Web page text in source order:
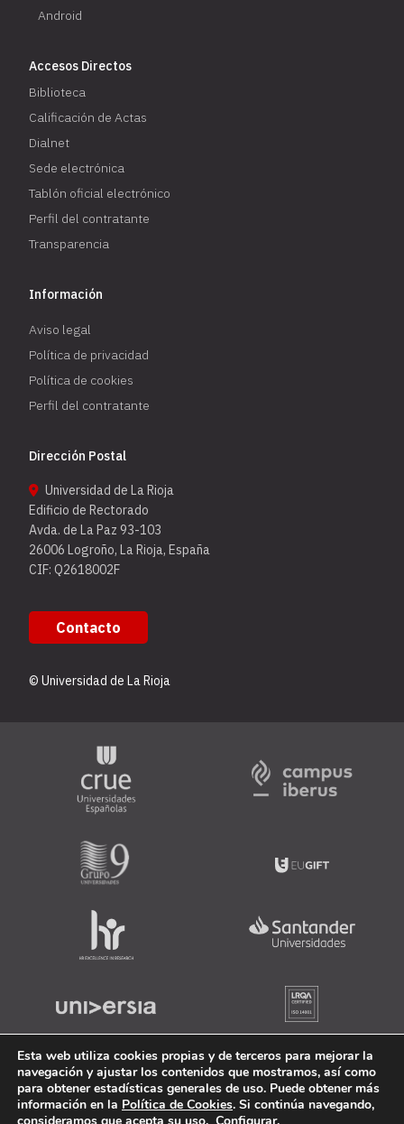
Android
Accesos Directos
Biblioteca
Calificación de Actas
Dialnet
Sede electrónica
Tablón oficial electrónico
Perfil del contratante
Transparencia
Información
Aviso legal
Política de privacidad
Política de cookies
Perfil del contratante
Dirección Postal
Universidad de La Rioja
Edificio de Rectorado
Avda. de La Paz 93-103
26006 Logroño, La Rioja, España
CIF: Q2618002F
Contacto
© Universidad de La Rioja
Esta web utiliza cookies propias y de terceros para mejorar la
navegación y ajustar los contenidos que mostramos, así como
para obtener estadísticas generales de uso. Puede obtener más
información en la Política de Cookies. Si continúa navegando,